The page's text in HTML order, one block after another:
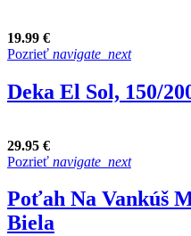
19.99 €
Pozrieť navigate_next
Deka El Sol, 150/
29.95 €
Pozrieť navigate_next
Poťah Na Vankúš
Biela